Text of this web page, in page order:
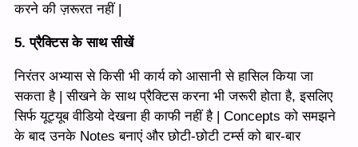
करने की ज़रूरत नहीं |
5. प्रैक्टिस के साथ सीखें
निरंतर अभ्यास से किसी भी कार्य को आसानी से हासिल किया जा
सकता है | सीखने के साथ प्रैक्टिस करना भी जरूरी होता है, इसलिए
सिर्फ यूट्यूब वीडियो देखना ही काफी नहीं है | Concepts को समझने
के बाद उनके Notes बनाएं और छोटी-छोटी टर्म्स को बार-बार